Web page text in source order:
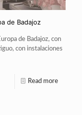
de Badajoz
de Badajoz, con
con instalaciones
Read more